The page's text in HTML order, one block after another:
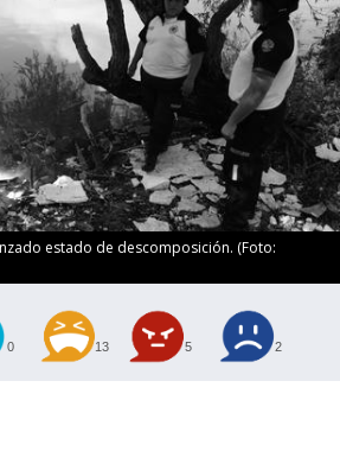
estado de descomposición. (Foto:
0 13 5 2